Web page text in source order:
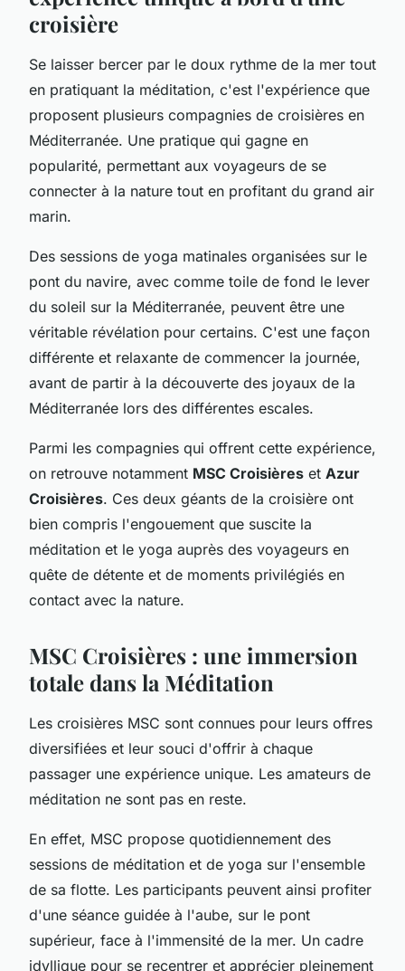
croisière
Se laisser bercer par le doux rythme de la mer tout
en pratiquant la méditation, c'est l'expérience que
proposent plusieurs compagnies de croisières en
Méditerranée. Une pratique qui gagne en
popularité, permettant aux voyageurs de se
connecter à la nature tout en profitant du grand air
marin.
Des sessions de yoga matinales organisées sur le
pont du navire, avec comme toile de fond le lever
du soleil sur la Méditerranée, peuvent être une
véritable révélation pour certains. C'est une façon
différente et relaxante de commencer la journée,
avant de partir à la découverte des joyaux de la
Méditerranée lors des différentes escales.
Parmi les compagnies qui offrent cette expérience,
on retrouve notamment MSC Croisières et Azur
Croisières. Ces deux géants de la croisière ont
bien compris l'engouement que suscite la
méditation et le yoga auprès des voyageurs en
quête de détente et de moments privilégiés en
contact avec la nature.
MSC Croisières : une immersion
totale dans la Méditation
Les croisières MSC sont connues pour leurs offres
diversifiées et leur souci d'offrir à chaque
passager une expérience unique. Les amateurs de
méditation ne sont pas en reste.
En effet, MSC propose quotidiennement des
sessions de méditation et de yoga sur l'ensemble
de sa flotte. Les participants peuvent ainsi profiter
d'une séance guidée à l'aube, sur le pont
supérieur, face à l'immensité de la mer. Un cadre
idyllique pour se recentrer et apprécier pleinement